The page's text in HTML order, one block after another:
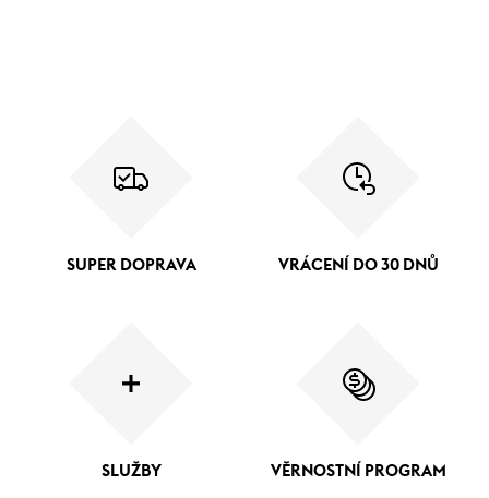
SUPER DOPRAVA VRÁCENÍ DO 30 DNŮ
SLUŽBY VĚRNOSTNÍ PROGRAM